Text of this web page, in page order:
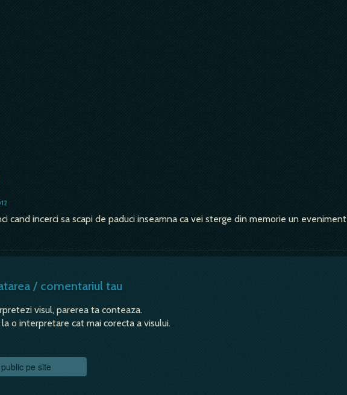
cand incerci sa scapi de paduci inseamna ca vei sterge din memorie un eveniment
/ comentariul tau
visul, parerea ta conteaza.
o interpretare cat mai corecta a visului.